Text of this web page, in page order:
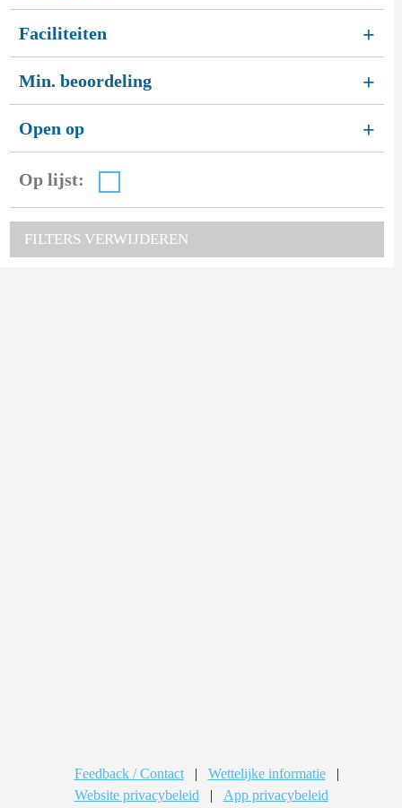
Faciliteiten +
Min. beoordeling +
Open op +
Op lijst:
FILTERS VERWIJDEREN
Feedback / Contact | Wettelijke informatie
|
Website privacybeleid
| App privacybeleid